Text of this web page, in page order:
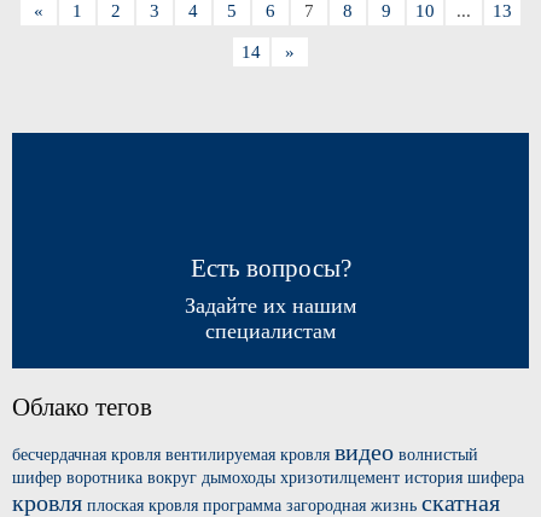
« 1 2 3 4 5 6 7 8 9 10 ... 13
14 »
Есть вопросы?
Задайте их нашим
специалистам
Облако тегов
бесчердачная кровля вентилируемая кровля видео волнистый
шифер воротника вокруг дымоходы хризотилцемент история шифера
кровля плоская кровля программа загородная жизнь скатная